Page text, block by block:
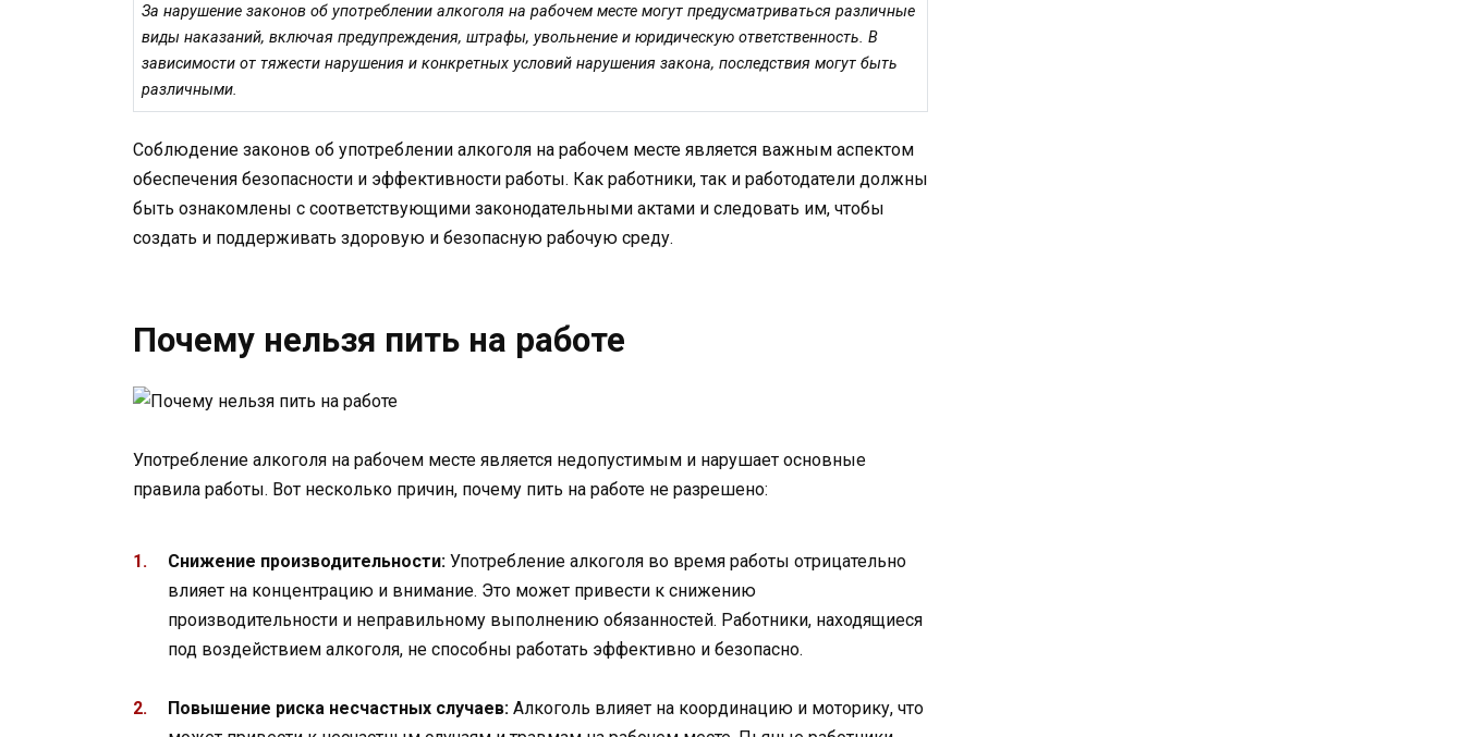
За нарушение законов об употреблении алкоголя на рабочем месте могут предусматриваться различные
виды наказаний, включая предупреждения, штрафы, увольнение и юридическую ответственность. В
зависимости от тяжести нарушения и конкретных условий нарушения закона, последствия могут быть
различными.
Соблюдение законов об употреблении алкоголя на рабочем месте является важным аспектом
обеспечения безопасности и эффективности работы. Как работники, так и работодатели должны
быть ознакомлены с соответствующими законодательными актами и следовать им, чтобы
создать и поддерживать здоровую и безопасную рабочую среду.
Почему нельзя пить на работе
Употребление алкоголя на рабочем месте является недопустимым и нарушает основные
правила работы. Вот несколько причин, почему пить на работе не разрешено:
Снижение производительности: Употребление алкоголя во время работы отрицательно
влияет на концентрацию и внимание. Это может привести к снижению
производительности и неправильному выполнению обязанностей. Работники, находящиеся
под воздействием алкоголя, не способны работать эффективно и безопасно.
Повышение риска несчастных случаев: Алкоголь влияет на координацию и моторику, что